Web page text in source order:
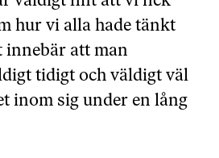
hur vi alla hade tänkt
innebär att man
tidigt och väldigt väl
inom sig under en lång